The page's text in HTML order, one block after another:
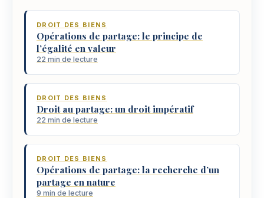
DROIT DES BIENS
Opérations de partage: le principe de
l’égalité en valeur
22 min de lecture
DROIT DES BIENS
Droit au partage: un droit impératif
22 min de lecture
DROIT DES BIENS
Opérations de partage: la recherche d’un
partage en nature
9 min de lecture